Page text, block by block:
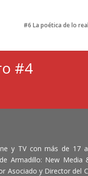
#6 La poética de lo real
#4
y TV con más de 17
Armadillo: New Media
Asociado y Director del